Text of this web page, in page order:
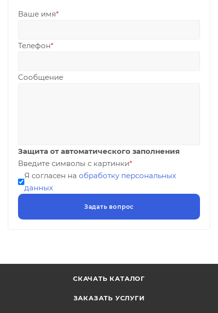
Ваше имя*
Телефон*
Сообщение
Защита от автоматического заполнения
Введите символы с картинки*
Я согласен на обработку персональных
данных
СКАЧАТЬ КАТАЛОГ
ЗАКАЗАТЬ УСЛУГИ